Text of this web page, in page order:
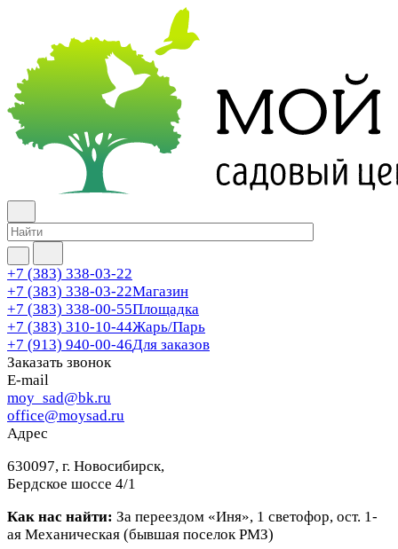
+7 (383) 338-03-22
+7 (383) 338-03-22Магазин
+7 (383) 338-00-55Площадка
+7 (383) 310-10-44Жарь/Парь
+7 (913) 940-00-46Для заказов
Заказать звонок
E-mail
moy_sad@bk.ru
office@moysad.ru
Адрес
630097, г. Новосибирск,
Бердское шоссе 4/1
Как нас найти: За переездом «Иня», 1 светофор, ост. 1-
ая Механическая (бывшая поселок РМЗ)